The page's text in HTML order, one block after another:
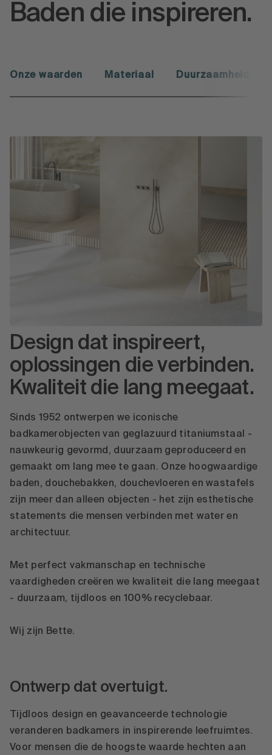
Baden die inspireren.
Onze waarden Materiaal Duurzaamheid
Design dat inspireert,
oplossingen die verbinden.
Kwaliteit die lang meegaat.
Sinds 1952 ontwerpen we iconische
badkamerobjecten van geglazuurd titaniumstaal -
nauwkeurig gevormd, duurzaam geproduceerd en
gemaakt om lang mee te gaan. Onze hoogwaardige
baden, douchebakken, douchevloeren en wastafels
zijn meer dan alleen objecten - het zijn esthetische
statements die mensen verbinden met water en
architectuur.
Met perfect vakmanschap en technische
vaardigheden creëren we kwaliteit die lang meegaat
- duurzaam, tijdloos en 100% recyclebaar.
Wij zijn Bette.
Ontwerp dat overtuigt.
Tijdloos design en geavanceerde technologie
veranderen badkamers in inspirerende leefruimtes.
Voor mensen die de hoogste waarde hechten aan